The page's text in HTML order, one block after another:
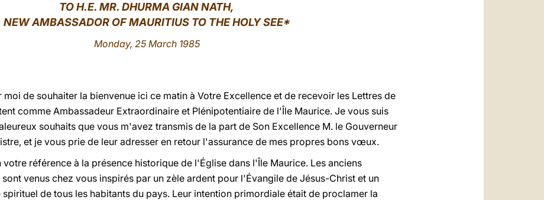
TO H.E. MR. DHURMA GIAN NATH,
NEW AMBASSADOR OF MAURITIUS TO THE HOLY SEE*
Monday, 25 March 1985
moi de souhaiter la bienvenue ici ce matin à Votre Excellence et de recevoir les Lettres de
comme Ambassadeur Extraordinaire et Plénipotentiaire de l'Île Maurice. Je vous suis
souhaits que vous m'avez transmis de la part de Son Excellence M. le Gouverneur
et je vous prie de leur adresser en retour l'assurance de mes propres bons vœux.
référence à la présence historique de l'Église dans l'Île Maurice. Les anciens
venus chez vous inspirés par un zèle ardent pour l'Évangile de Jésus-Christ et un
de tous les habitants du pays. Leur intention primordiale était de proclamer la